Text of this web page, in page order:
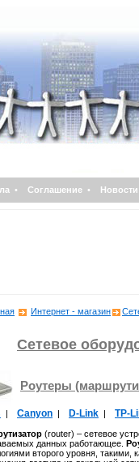
• Соглашение • Новости
Интернет - магазин
Сетевое
Роутеры
| Canyon | D-Link | TP-
(router) – сетевое
данных работающее.
второго уровня, такими,